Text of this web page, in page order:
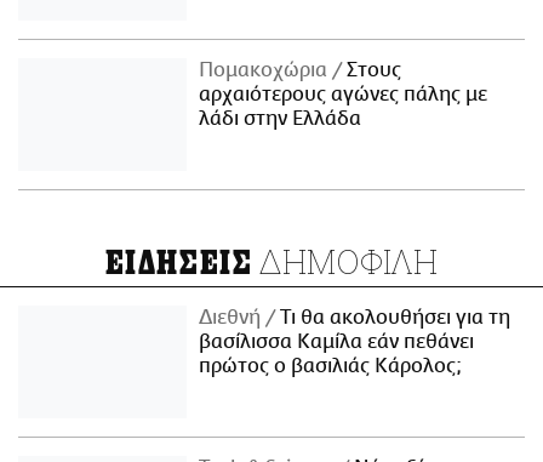
Πομακοχώρια
Στους
αρχαιότερους αγώνες πάλης με
λάδι στην Ελλάδα
ΕΙΔΗΣΕΙΣ ΔΗΜΟΦΙΛΗ
Διεθνή
Τι θα ακολουθήσει για τη
βασίλισσα Καμίλα εάν πεθάνει
πρώτος ο βασιλιάς Κάρολος;